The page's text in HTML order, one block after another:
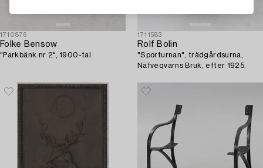
1710876
Folke Bensow
"Parkbänk nr 2",.1900-tal.
1711583
Rolf Bolin
"Sporturnan", trädgårdsurna,
Näfveqvarns Bruk, efter 1925.